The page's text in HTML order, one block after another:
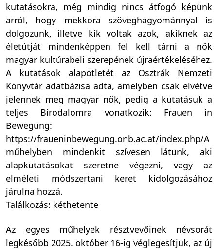
kutatásokra, még mindig nincs átfogó képünk
arról, hogy mekkora szöveghagyománnyal is
dolgozunk, illetve kik voltak azok, akiknek az
életútját mindenképpen fel kell tárni a nők
magyar kultúrabeli szerepének újraértékeléséhez.
A kutatások alapötletét az Osztrák Nemzeti
Könyvtár adatbázisa adta, amelyben csak elvétve
jelennek meg magyar nők, pedig a kutatásuk a
teljes Birodalomra vonatkozik: Frauen in
Bewegung:
https://fraueninbewegung.onb.ac.at/index.php/A
műhelyben mindenkit szívesen látunk, aki
alapkutatásokat szeretne végezni, vagy az
elméleti módszertani keret kidolgozásához
járulna hozzá.
Találkozás: kéthetente
Az egyes műhelyek résztvevőinek névsorát
legkésőbb 2025. október 16-ig véglegesítjük, az új